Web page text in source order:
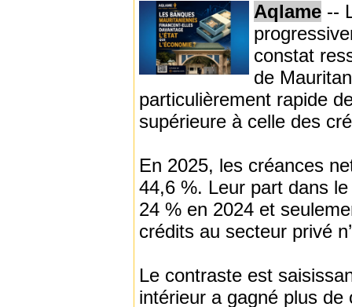
Aqlame --
constat
de
particulièrement rapide
supérieure à celle des
En 2025, les créances
44,6 %. Leur part dans
24 % en 2024 et
crédits au secteur privé
Le contraste est
intérieur a gagné plus